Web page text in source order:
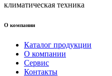
климатическая техника
О компании
Каталог продукции
О компании
Сервис
Контакты